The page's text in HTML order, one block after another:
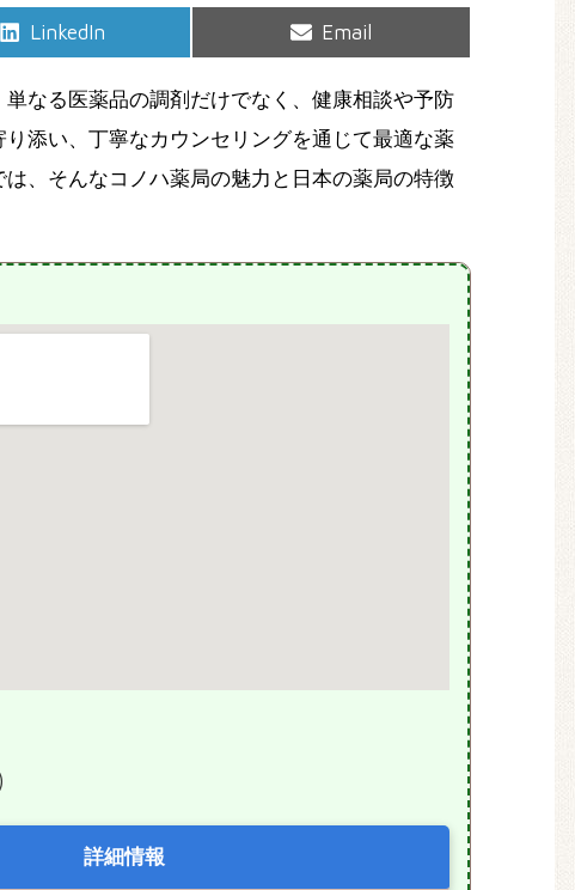
Share
LinkedIn
Share
Email
なる医薬品の調剤だけでなく、健康相談や予防
添い、丁寧なカウンセリングを通じて最適な薬
、そんなコノハ薬局の魅力と日本の薬局の特徴
)
詳細情報